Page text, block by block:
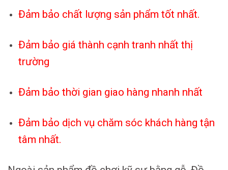
Đảm bảo chất lượng sản phẩm tốt nhất.
Đảm bảo giá thành cạnh tranh nhất thị
trường
Đảm bảo thời gian giao hàng nhanh nhất
Đảm bảo dịch vụ chăm sóc khách hàng tận
tâm nhất.